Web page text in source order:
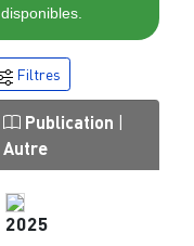
disponibles.
Filtres
Publication
Autre
2025